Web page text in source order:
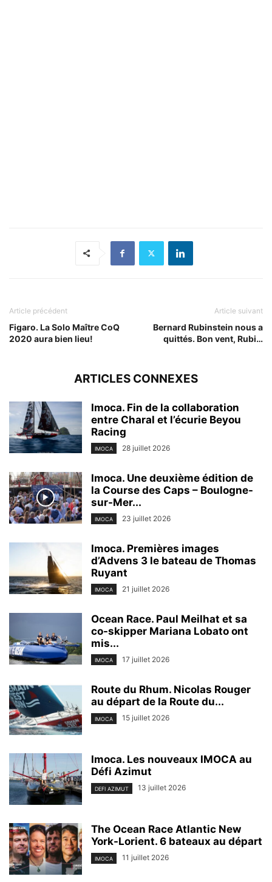
Article précédent
Figaro. La Solo Maître CoQ
2020 aura bien lieu!
Article suivant
Bernard Rubinstein nous a
quittés. Bon vent, Rubi…
ARTICLES CONNEXES
Imoca. Fin de la collaboration
entre Charal et l’écurie Beyou
Racing
IMOCA 28 juillet 2026
Imoca. Une deuxième édition de
la Course des Caps – Boulogne-
sur-Mer...
IMOCA 23 juillet 2026
Imoca. Premières images
d’Advens 3 le bateau de Thomas
Ruyant
IMOCA 21 juillet 2026
Ocean Race. Paul Meilhat et sa
co-skipper Mariana Lobato ont
mis...
IMOCA 17 juillet 2026
Route du Rhum. Nicolas Rouger
au départ de la Route du...
IMOCA 15 juillet 2026
Imoca. Les nouveaux IMOCA au
Défi Azimut
DEFI AZIMUT 13 juillet 2026
The Ocean Race Atlantic New
York-Lorient. 6 bateaux au départ
IMOCA 11 juillet 2026